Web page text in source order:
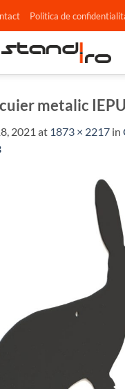
Politica de
metalic
2021 at 1873 × 2217 in